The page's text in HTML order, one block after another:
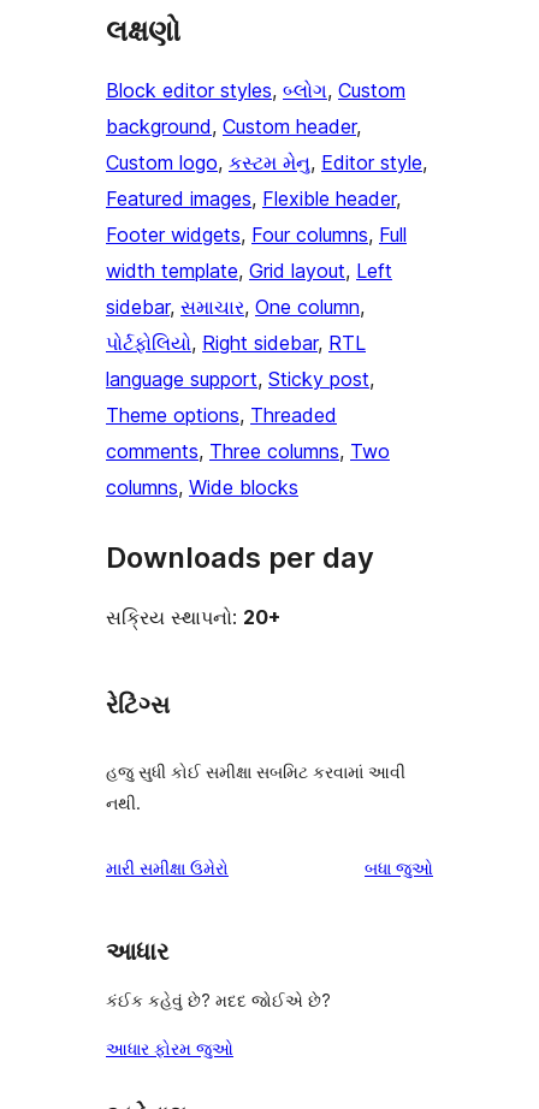
લક્ષણો
Block editor styles, બ્લોગ, Custom
background, Custom header
Custom logo, કસ્ટમ મેનુ, Editor style
Featured images, Flexible header
Footer widgets, Four columns, Full
width template, Grid layout, Left
sidebar, સમાચાર, One column
પોર્ટફોલિયો, Right sidebar, RTL
language support, Sticky post
Theme options, Threaded
comments, Three columns, Two
columns, Wide blocks
Downloads per day
સક્રિય સ્થાપનો: 20+
રેટિંગ્સ
હજુ સુધી કોઈ સમીક્ષા સબમિટ કરવામાં આવી
નથી.
મારી સમીક્ષા ઉમેરો બધા સમીક્ષાઓ
જુઓ
આધાર
કંઈક કહેવું છે? મદદ જોઈએ છે?
આધાર ફોરમ જુઓ